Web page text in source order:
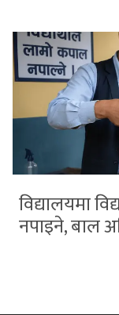
विद्यालयमा
नपाइने, बाल